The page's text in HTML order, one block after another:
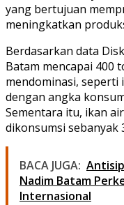
yang bertujuan
meningkatkan
Berdasarkan data
Batam mencapai 400
mendominasi, seperti
dengan angka
Sementara itu, ikan
dikonsumsi sebanyak
BACA JUGA:
Nadim Batam
Internasional